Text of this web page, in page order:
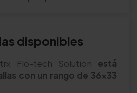
disponibles
Flo-tech Solution está
con un rango de 36x33